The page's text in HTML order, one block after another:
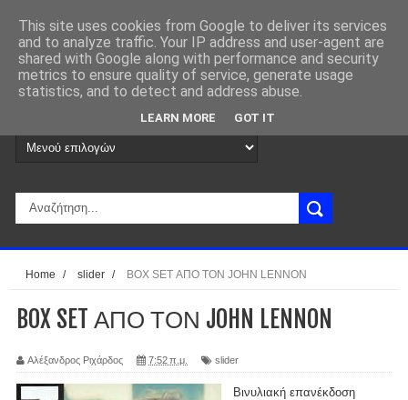
Home / slider / BOX SET ΑΠΟ ΤΟΝ JOHN LENNON
BOX SET ΑΠΟ ΤΟΝ JOHN LENNON
Αλέξανδρος Ριχάρδος 7:52 π.μ. slider
Βινυλιακή επανέκδοση
This site uses cookies from Google to deliver its services
and to analyze traffic. Your IP address and user-agent are
shared with Google along with performance and security
metrics to ensure quality of service, generate usage
statistics, and to detect and address abuse.
LEARN MORE GOT IT